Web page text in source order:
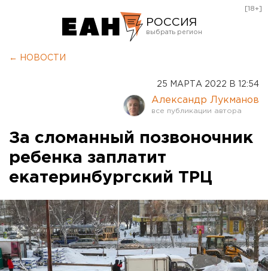
РОССИЯ
Оренбург
[18+]
← НОВОСТИ
25 МАРТА 2022 В 12:54
Александр Лукманов
За сломанный позвоночник
ребенка заплатит
екатеринбургский ТРЦ